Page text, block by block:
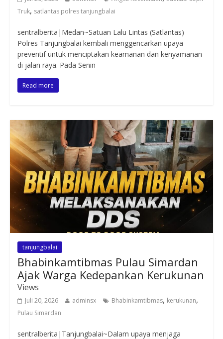
Truk, satlantas polres tanjungbalai
sentralberita|Medan~Satuan Lalu Lintas (Satlantas)
Polres Tanjungbalai kembali menggencarkan upaya
preventif untuk menciptakan keamanan dan kenyamanan
di jalan raya. Pada Senin
Read more
tanjungbalai
Bhabinkamtibmas Pulau Simardan
Ajak Warga Kedepankan Kerukunan
Views
Juli 20, 2026 adminsx Bhabinkamtibmas, kerukunan,
Pulau Simardan
sentralberita|Tanjungbalai~Dalam upaya menjaga